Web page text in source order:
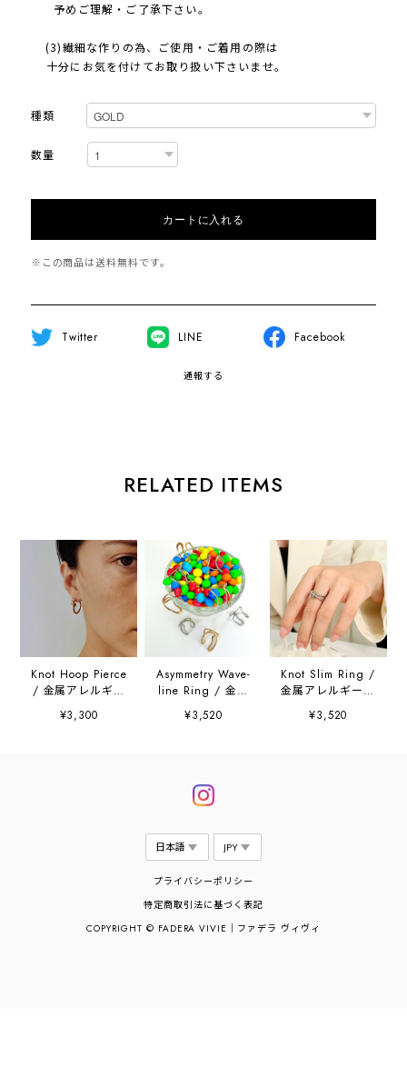
予めご理解・ご了承下さい。
(3)繊細な作りの為、ご使用・ご着用の際は
十分にお気を付けてお取り扱い下さいませ。
種類
数量
カートに入れる
※この商品は送料無料です。
Twitter LINE Facebook
通報する
RELATED ITEMS
Knot Hoop Pierce
/ 金属アレルギー
対応
¥3,300
Asymmetry Wave-
line Ring / 金属
アレルギー対応
¥3,520
Knot Slim Ring /
金属アレルギー対
応
¥3,520
プライバシーポリシー
特定商取引法に基づく表記
COPYRIGHT © FADERA VIVIE｜ファデラ ヴィヴィ